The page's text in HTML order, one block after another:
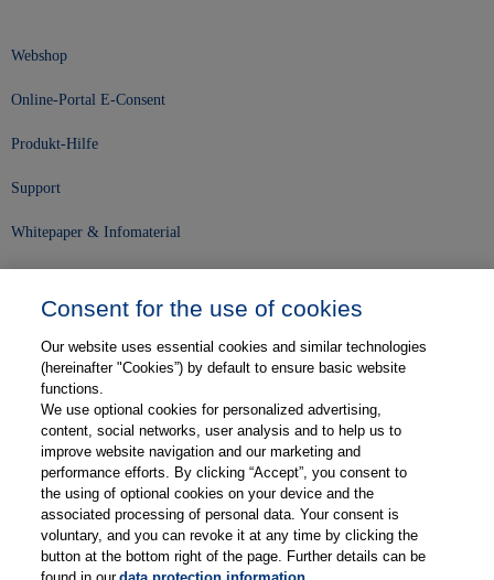
Webshop
Online-Portal E-Consent
Produkt-Hilfe
Support
Whitepaper & Infomaterial
Karriere
Kontakt
Web-Semniare
Anwenderberichte
Partner
Consent for the use of cookies
Our website uses essential cookies and similar technologies
(hereinafter "Cookies”) by default to ensure basic website
functions.
We use optional cookies for personalized advertising,
content, social networks, user analysis and to help us to
improve website navigation and our marketing and
performance efforts. By clicking “Accept”, you consent to
the using of optional cookies on your device and the
associated processing of personal data. Your consent is
voluntary, and you can revoke it at any time by clicking the
button at the bottom right of the page. Further details can be